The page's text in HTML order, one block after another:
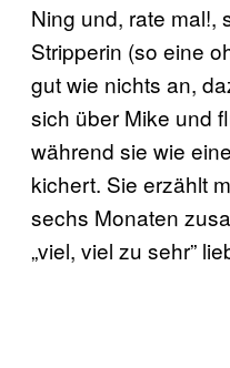
Ning und, rate mal!,
Stripperin (so eine
gut wie nichts an,
sich über Mike und
während sie wie
kichert. Sie erzählt
sechs Monaten
„viel, viel zu sehr”